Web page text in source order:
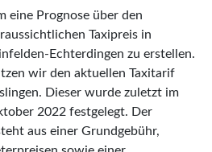
eine Prognose über den
Taxipreis in
Echterdingen zu erstellen.
wir den aktuellen Taxitarif
Dieser wurde zuletzt im
2022 festgelegt. Der
aus einer Grundgebühr,